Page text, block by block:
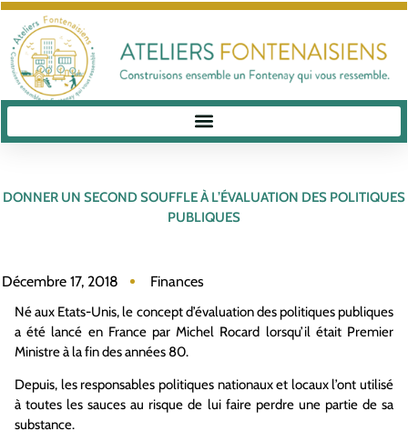
DONNER UN SECOND SOUFFLE À L’ÉVALUATION DES POLITIQUES
PUBLIQUES
Décembre 17, 2018 Finances
Né aux Etats-Unis, le concept d’évaluation des politiques publiques
a été lancé en France par Michel Rocard lorsqu’il était Premier
Ministre à la fin des années 80.
Depuis, les responsables politiques nationaux et locaux l’ont utilisé
à toutes les sauces au risque de lui faire perdre une partie de sa
substance.